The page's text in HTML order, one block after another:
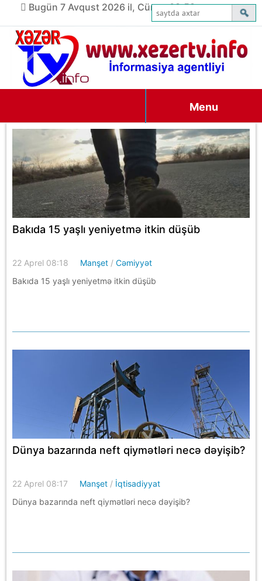
Bugün 7 Avqust 2026 il, Cümə, 08:58
Menu
Bakıda 15 yaşlı yeniyetmə itkin düşüb
22 Aprel 08:18 Manşet /Cəmiyyət
Bakıda 15 yaşlı yeniyetmə itkin düşüb
Dünya bazarında neft qiymətləri necə dəyişib?
22 Aprel 08:17 Manşet / İqtisadiyyat
Dünya bazarında neft qiymətləri necə dəyişib?